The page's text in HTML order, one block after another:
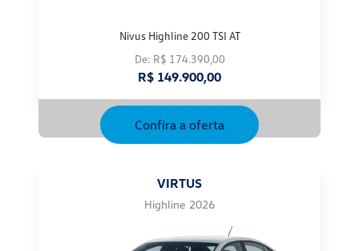
Nivus Highline 200 TSI AT
De: R$ 174.390,00
R$ 149.900,00
Confira a oferta
VIRTUS
Highline 2026